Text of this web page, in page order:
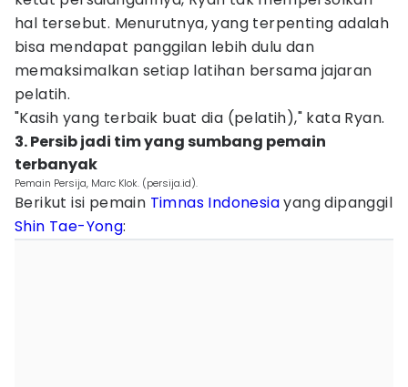
hal tersebut. Menurutnya, yang terpenting adalah
bisa mendapat panggilan lebih dulu dan
memaksimalkan setiap latihan bersama jajaran
pelatih.
"Kasih yang terbaik buat dia (pelatih)," kata Ryan.
3. Persib jadi tim yang sumbang pemain
terbanyak
Pemain Persija, Marc Klok. (persija.id).
Berikut isi pemain Timnas Indonesiayang dipanggil
Shin Tae-Yong: